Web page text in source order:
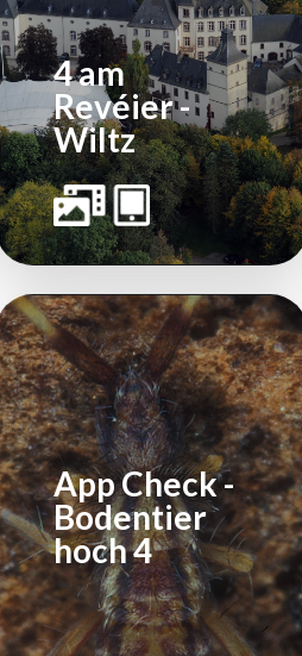
4 am
Revéier -
Wiltz
App Check -
Bodentier
hoch 4